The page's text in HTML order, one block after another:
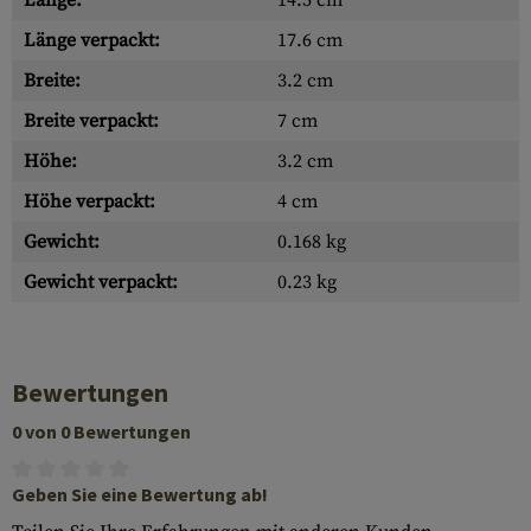
Länge verpackt:
17.6 cm
Breite:
3.2 cm
Breite verpackt:
7 cm
Höhe:
3.2 cm
Höhe verpackt:
4 cm
Gewicht:
0.168 kg
Gewicht verpackt:
0.23 kg
Bewertungen
0 von 0 Bewertungen
Geben Sie eine Bewertung ab!